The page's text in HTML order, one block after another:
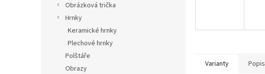
Obrázková trička
Hrnky
Keramické hrnky
Plechové hrnky
Polštáře
Obrazy
Varianty Popis